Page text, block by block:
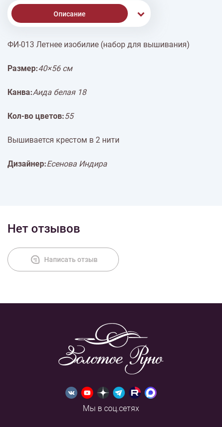
Описание
Доставка
ФИ-013 Летнее изобилие (набор для вышивания)
Размер:40×56 см
Канва:Аида белая 18
Кол-во цветов:55
Вышивается крестом в 2 нити
Дизайнер:Есенова Индира
Нет отзывов
Написать отзыв
Мы в соц.сетях